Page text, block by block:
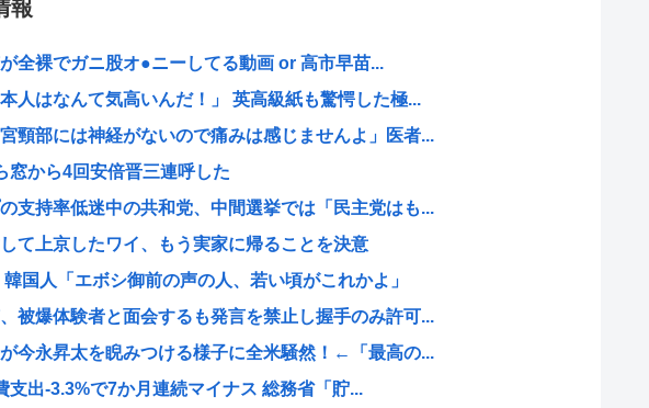
報
全裸でガニ股オ●ニーしてる動画 or 高市早苗...
人はなんて気高いんだ！」 英高級紙も驚愕した極...
頸部には神経がないので痛みは感じませんよ」医者...
窓から4回安倍晋三連呼した
の支持率低迷中の共和党、中間選挙では「民主党はも...
て上京したワイ、もう実家に帰ることを決意
韓国人「エボシ御前の声の人、若い頃がこれかよ」
被爆体験者と面会するも発言を禁止し握手のみ許可...
今永昇太を睨みつける様子に全米騒然！←「最高の...
支出-3.3%で7か月連続マイナス 総務省「貯...